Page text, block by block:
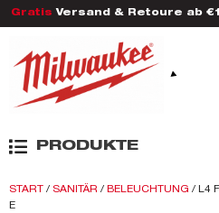
Gratis Versand & Retoure ab
PRODUKTE
START / SANITÄR / BELEUCHTUNG / L4
E